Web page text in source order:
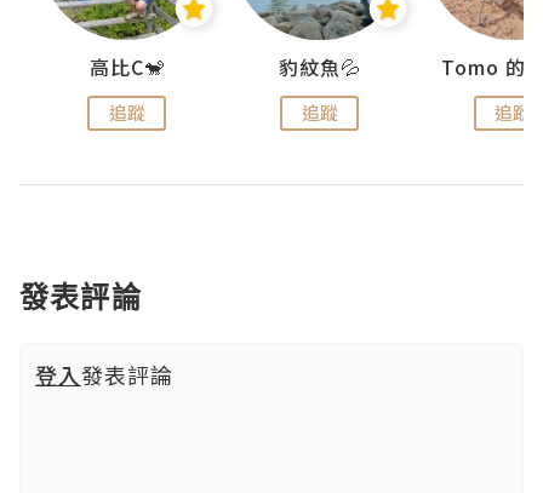
高比C🐒
追蹤
豹紋魚💦
追蹤 追蹤
發表評論
登入發表評論